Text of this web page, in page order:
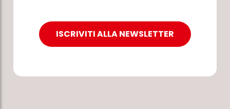
ISCRIVITI ALLA NEWSLETTER